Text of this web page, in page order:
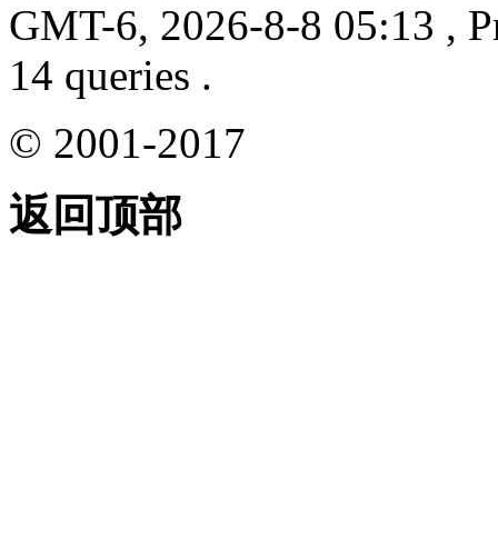
GMT-6, 2026-8-8 05:13 ,
14 queries .
© 2001-2017
返回顶部